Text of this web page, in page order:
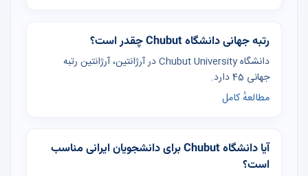
رتبه جهانی دانشگاه Chubut چقدر است؟
دانشگاه Chubut University در آرژانتین، آرژانتین رتبه
جهانی 45 دارد.
مطالعهٔ کامل
آیا دانشگاه Chubut برای دانشجویان ایرانی مناسب
است؟